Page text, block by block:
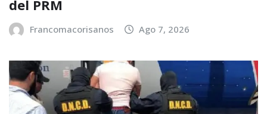
del PRM
Francomacorisanos Ago 7, 2026